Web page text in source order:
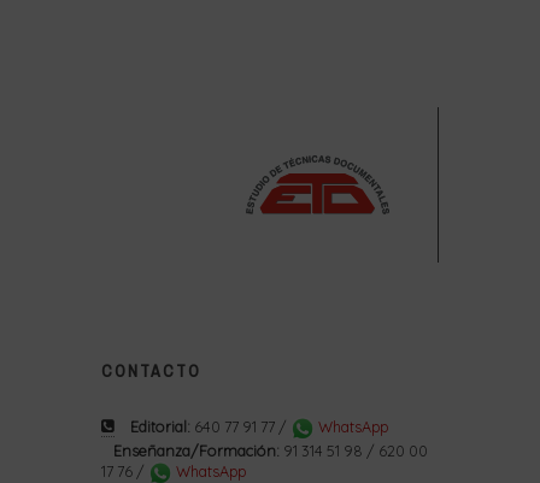
CONTACTO
Editorial: 640 77 91 77 /
WhatsApp
Enseñanza/Formación: 91 314 51 98 / 620 00
17 76 /
WhatsApp